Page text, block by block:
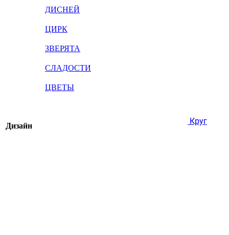
ДИСНЕЙ
ЦИРК
ЗВЕРЯТА
СЛАДОСТИ
ЦВЕТЫ
Дизайн Круг